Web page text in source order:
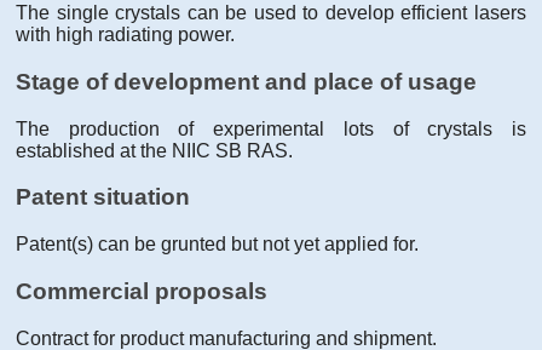
The single crystals can be used to develop efficient lasers
with high radiating power.
Stage of development and place of usage
The production of experimental lots of crystals is
established at the NIIC SB RAS.
Patent situation
Patent(s) can be grunted but not yet applied for.
Commercial proposals
Contract for product manufacturing and shipment.